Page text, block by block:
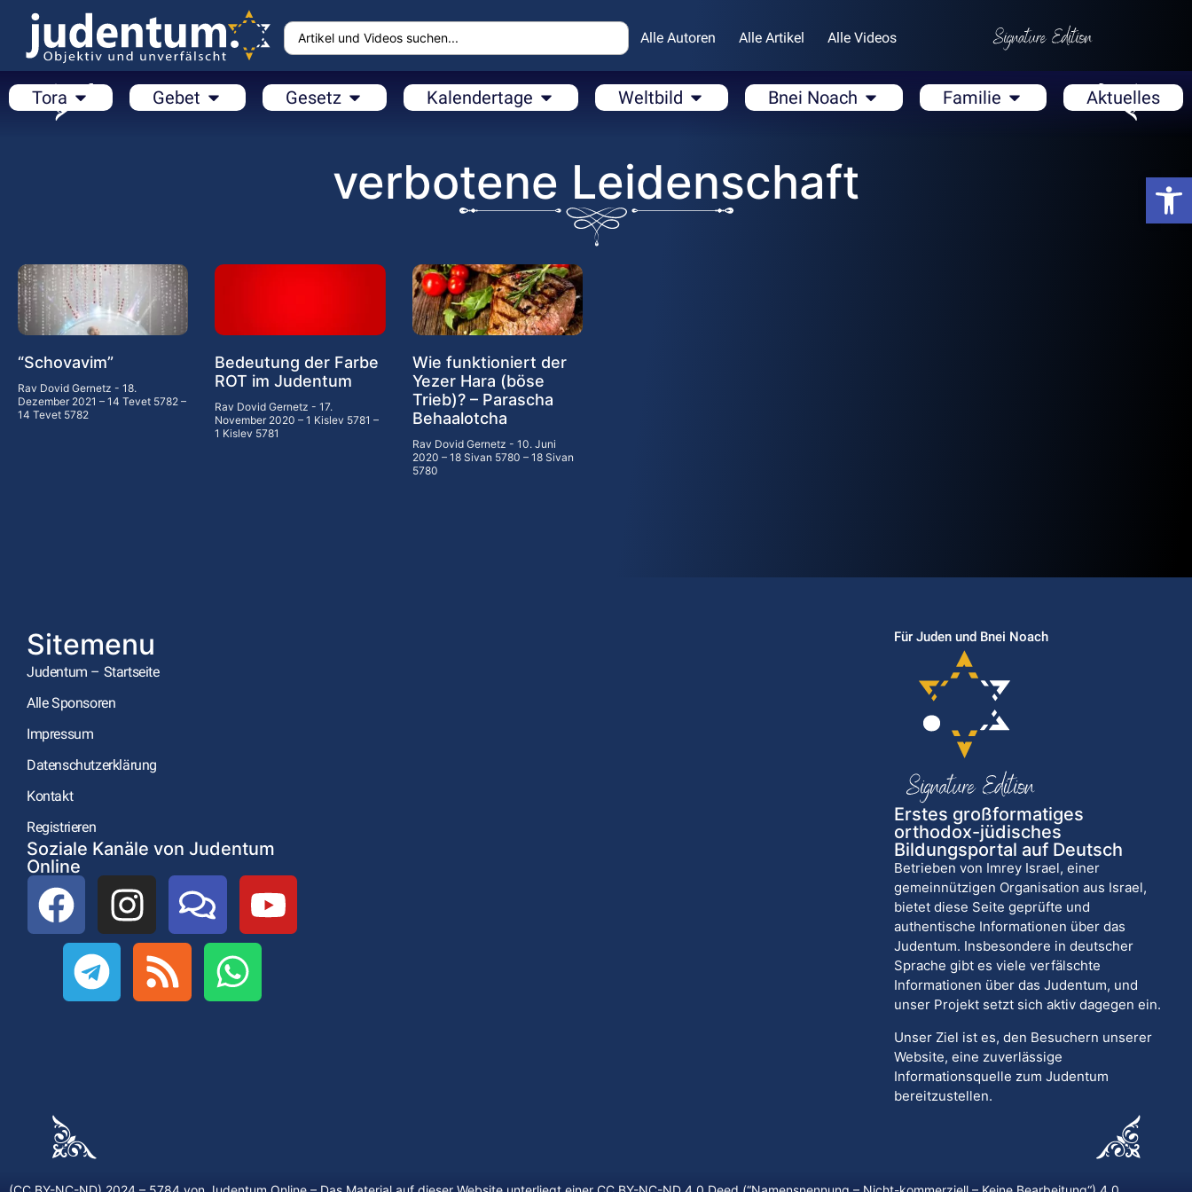
Alle Autoren Alle Artikel Alle Videos
Tora Gebet Gesetz Kalendertage Weltbild Bnei Noach Familie Aktuelles
verbotene Leidenschaft
“Schovavim”
Rav Dovid Gernetz
18.
Dezember 2021 – 14 Tevet 5782 –
14 Tevet 5782
Bedeutung der Farbe
ROT im Judentum
Rav Dovid Gernetz 17.
November 2020 – 1 Kislev 5781 –
1 Kislev 5781
Wie funktioniert der
Yezer Hara (böse
Trieb)? – Parascha
Behaalotcha
Rav Dovid Gernetz
10. Juni
2020 – 18 Sivan 5780 – 18 Sivan
5780
Sitemenu
Judentum – Startseite
Alle Sponsoren
Impressum
Datenschutzerklärung
Kontakt
Registrieren
Soziale Kanäle von Judentum
Online
Für Juden und Bnei Noach
Erstes großformatiges
orthodox-jüdisches
Bildungsportal auf Deutsch
Betrieben von Imrey Israel, einer
gemeinnützigen Organisation aus Israel,
bietet diese Seite geprüfte und
authentische Informationen über das
Judentum. Insbesondere in deutscher
Sprache gibt es viele verfälschte
Informationen über das Judentum, und
unser Projekt setzt sich aktiv dagegen ein.
Unser Ziel ist es, den Besuchern unserer
Website, eine zuverlässige
Informationsquelle zum Judentum
bereitzustellen.